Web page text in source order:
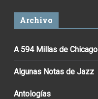
Archivo
A 594 Millas de Chicago
Algunas Notas de Jazz
Antologías